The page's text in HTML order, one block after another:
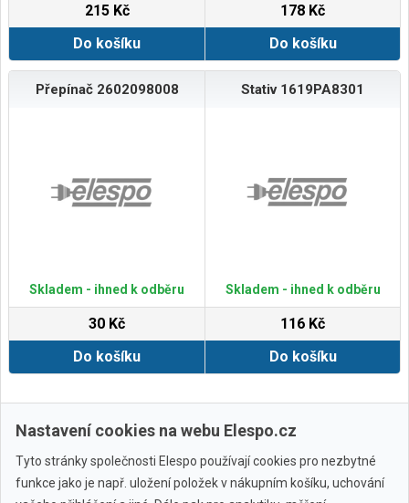
215 Kč
Do košíku
178 Kč
Do košíku
Přepínač 2602098008
Skladem - ihned k odběru
30 Kč
Do košíku
Stativ 1619PA8301
Skladem - ihned k odběru
116 Kč
Do košíku
Zobrazit další
Nastavení cookies na webu Elespo.cz
Tyto stránky společnosti Elespo používají cookies pro nezbytné
funkce jako je např. uložení položek v nákupním košíku, uchování